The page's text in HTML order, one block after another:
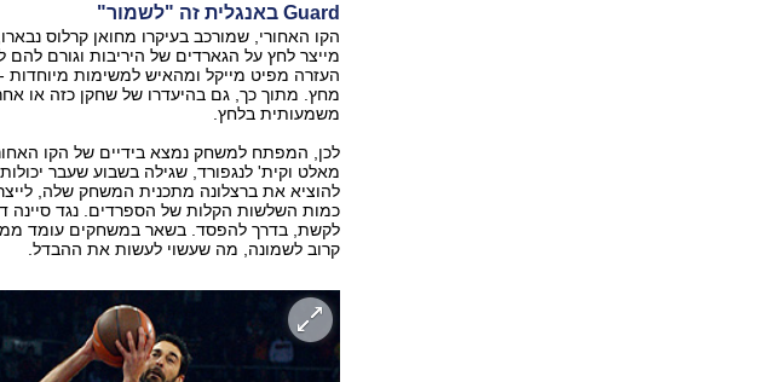
Guard באנגלית זה "לשמור"
הקו האחורי, שמורכב בעיקרו מחואן קרלוס
מייצר לחץ על הגארדים של היריבות וגורם להם
העזרה מפיט מייקל ומהאיש למשימות מיוחדות
מחץ. מתוך כך, גם בהיעדרו של שחקן כזה או
משמעותית בלחץ.
לכן, המפתח למשחק נמצא בידיים של הקו
מאלט וקית' לנגפורד, שגילה בשבוע שעבר
להוציא את ברצלונה מתכנית המשחק שלה,
כמות השלשות הקלות של הספרדים. נגד סיינה
לקשת, בדרך להפסד. בשאר במשחקים עומד
קרוב לשמונה, מה שעשוי לעשות את ההבדל.